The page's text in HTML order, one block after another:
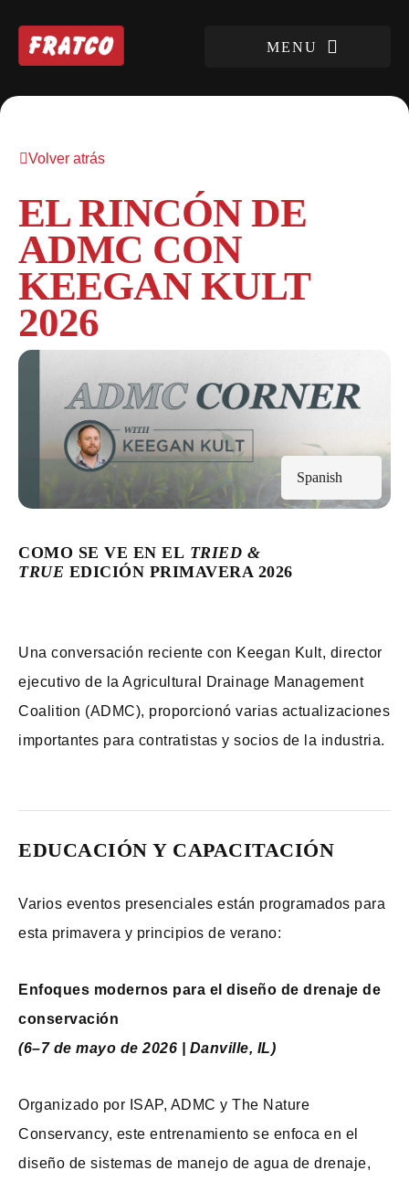
Volver atrás
EL RINCÓN DE
ADMC CON
KEEGAN KULT
2026
Spanish
COMO SE VE EN EL TRIED &
TRUE EDICIÓN PRIMAVERA 2026
Una conversación reciente con Keegan Kult, director
ejecutivo de la Agricultural Drainage Management
Coalition (ADMC), proporcionó varias actualizaciones
importantes para contratistas y socios de la industria.
EDUCACIÓN Y CAPACITACIÓN
Varios eventos presenciales están programados para
esta primavera y principios de verano:
Enfoques modernos para el diseño de drenaje de
conservación
(6–7 de mayo de 2026 | Danville, IL)
Organizado por ISAP, ADMC y The Nature
Conservancy, este entrenamiento se enfoca en el
diseño de sistemas de manejo de agua de drenaje,